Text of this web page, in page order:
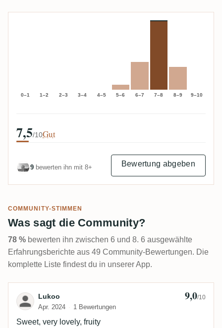
0–1 1–2 2–3 3–4 4–5 5–6 6–7 7–8 8–9 9–10
7,5/10Gut
9 bewerten ihn mit 8+ Bewertung abgeben
COMMUNITY-STIMMEN
Was sagt die Community?
78 % bewerten ihn zwischen 6 und 8. 6 ausgewählte
Erfahrungsberichte aus 49 Community-Bewertungen. Die
komplette Liste findest du in unserer App.
Bewertung von Lukoo
Lukoo
Apr. 2024 1 Bewertungen
9,0/10
Sweet, very lovely, fruity